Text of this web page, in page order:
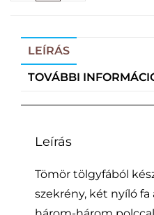
LEÍRÁS
TOVÁBBI
Leírás
Tömör tölgyfából
szekrény, két nyíló